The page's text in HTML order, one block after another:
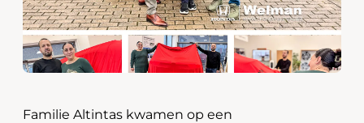
Familie Altintas kwamen op een